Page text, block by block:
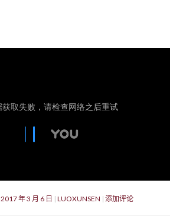
2017 年 3 月 6 日 LUOXUNSEN 添加评论